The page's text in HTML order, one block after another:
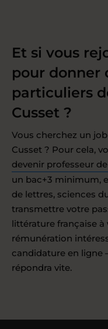
Et si vous
pour donner
particuliers
Cusset ?
Vous cherchez un
Cusset ? Pour cela,
devenir professeur
un bac+3 minimum,
de lettres, sciences
transmettre votre
littérature française à
rémunération
candidature en ligne
répondra vite.